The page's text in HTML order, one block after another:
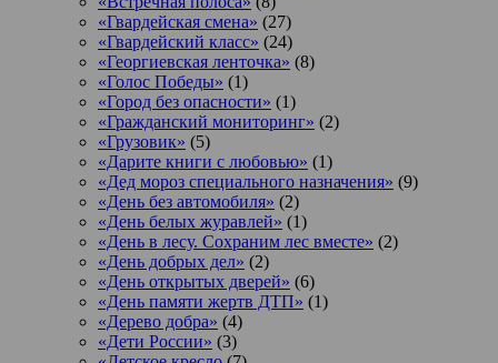
«Гвардейская смена» (27)
«Гвардейский класс» (24)
«Георгиевская ленточка» (8)
«Голос Победы» (1)
«Город без опасности» (1)
«Гражданский мониторинг» (2)
«Грузовик» (5)
«Дарите книги с любовью» (1)
«Дед мороз специального назначения» (9)
«День без автомобиля» (2)
«День белых журавлей» (1)
«День в лесу. Сохраним лес вместе» (2)
«День добрых дел» (2)
«День открытых дверей» (6)
«День памяти жертв ДТП» (1)
«Дерево добра» (4)
«Дети России» (3)